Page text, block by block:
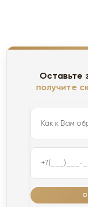
Оставьте
получите